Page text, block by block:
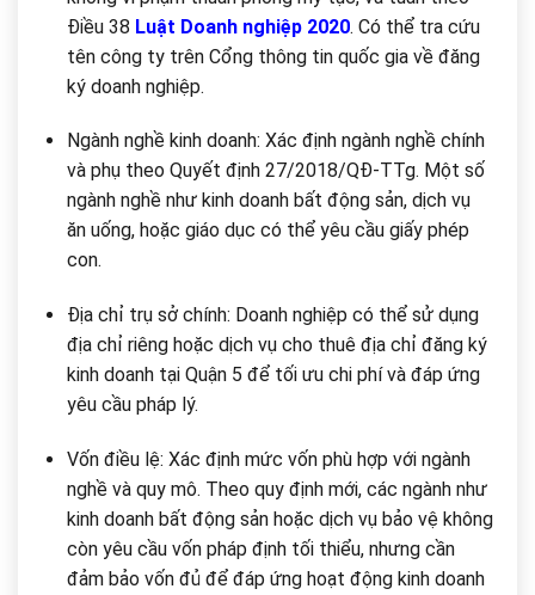
Điều 38 Luật Doanh nghiệp 2020. Có thể tra cứu
tên công ty trên Cổng thông tin quốc gia về đăng
ký doanh nghiệp.
Ngành nghề kinh doanh: Xác định ngành nghề chính
và phụ theo Quyết định 27/2018/QĐ-TTg. Một số
ngành nghề như kinh doanh bất động sản, dịch vụ
ăn uống, hoặc giáo dục có thể yêu cầu giấy phép
con.
Địa chỉ trụ sở chính: Doanh nghiệp có thể sử dụng
địa chỉ riêng hoặc dịch vụ cho thuê địa chỉ đăng ký
kinh doanh tại Quận 5 để tối ưu chi phí và đáp ứng
yêu cầu pháp lý.
Vốn điều lệ: Xác định mức vốn phù hợp với ngành
nghề và quy mô. Theo quy định mới, các ngành như
kinh doanh bất động sản hoặc dịch vụ bảo vệ không
còn yêu cầu vốn pháp định tối thiểu, nhưng cần
đảm bảo vốn đủ để đáp ứng hoạt động kinh doanh